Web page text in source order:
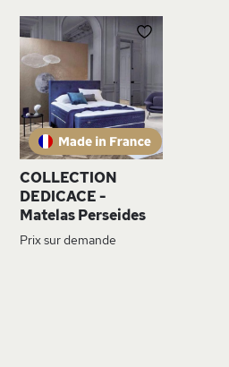
COLLECTION
DEDICACE -
Matelas Perseides
Prix sur demande
AJOUTER
D’ENVIE